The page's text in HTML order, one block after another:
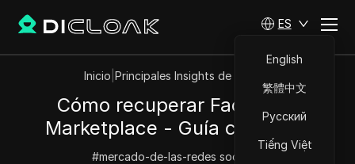
ES
English
繁體中文
Русский
Tiếng Việt
Inicio Principales Insights de Videos
Cómo recuperar Facebook
Marketplace - Guía completa
#mercado-de-las-redes socialesi